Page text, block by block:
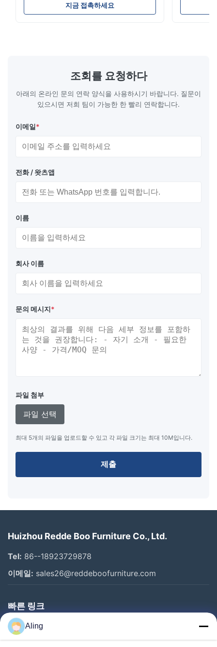
soft sectional sofa designed for small
spaces, featuring a contemporary light gray
지금 접촉하세요
조회를 요청하다
아래의 온라인 문의 연락 양식을 사용하시기 바랍니다. 질문이
있으시면 저희 팀이 가능한 한 빨리 연락합니다.
이메일*
전화 / 왓츠앱
이름
회사 이름
문의 메시지*
파일 첨부
파일 선택
최대 5개의 파일을 업로드할 수 있고 각 파일 크기는 최대 10M입니다.
제출
Huizhou Redde Boo Furniture Co., Ltd.
Tel: 86--18923729878
이메일: sales26@reddeboofurniture.com
빠른 링크
홈
제품 소개
Aling